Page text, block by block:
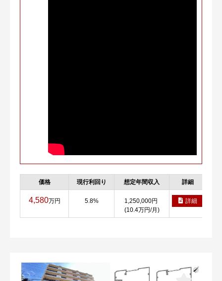
価格 現行利回り 想定年間収入 詳細
4,580万円 5.8%
1,250,000円
(10.4万円/月)
詳細